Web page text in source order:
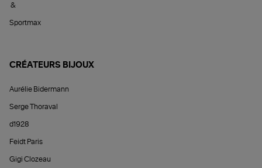
&
Sportmax
CRÉATEURS BIJOUX
Aurélie Bidermann
Serge Thoraval
d1928
Feidt Paris
Gigi Clozeau